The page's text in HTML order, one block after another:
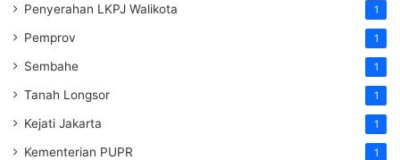
Penyerahan LKPJ Walikota 1
Pemprov 1
Sembahe 1
Tanah Longsor 1
Kejati Jakarta 1
Kementerian PUPR 1